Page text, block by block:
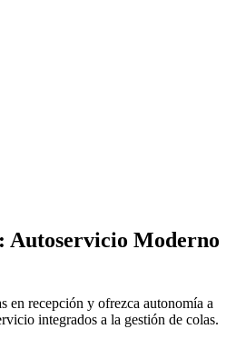
Autoservicio Moderno
en recepción y ofrezca autonomía a
integrados a la gestión de colas.